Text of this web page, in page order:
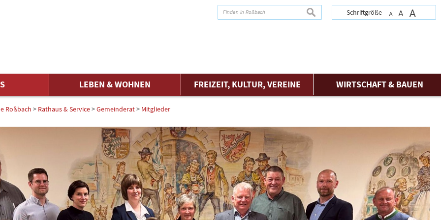
Schriftgröße A A A
suchen
LEBEN & WOHNEN FREIZEIT, KULTUR, VEREINE WIRTSCHAFT & BAUEN
Roßbach > Rathaus & Service>Gemeinderat> Mitglieder